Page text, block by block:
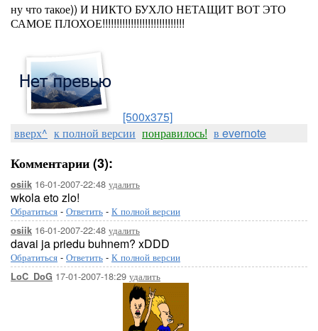
ну что такое)) И НИКТО БУХЛО НЕТАЩИТ ВОТ ЭТО
САМОЕ ПЛОХОЕ!!!!!!!!!!!!!!!!!!!!!!!!!!!!!
[500x375]
вверх^ к полной версии понравилось! в evernote
Комментарии (3):
osiik 16-01-2007-22:48 удалить
wkola eto zlo!
Обратиться - Ответить - К полной версии
osiik 16-01-2007-22:48 удалить
davai ja priedu buhnem? xDDD
Обратиться - Ответить - К полной версии
LoC_DoG 17-01-2007-18:29 удалить